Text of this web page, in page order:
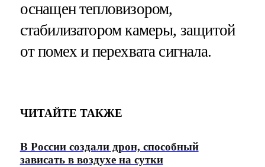
оснащен тепловизором,
стабилизатором камеры, защитой
от помех и перехвата сигнала.
ЧИТАЙТЕ ТАКЖЕ
В России создали дрон, способный
зависать в воздухе на сутки